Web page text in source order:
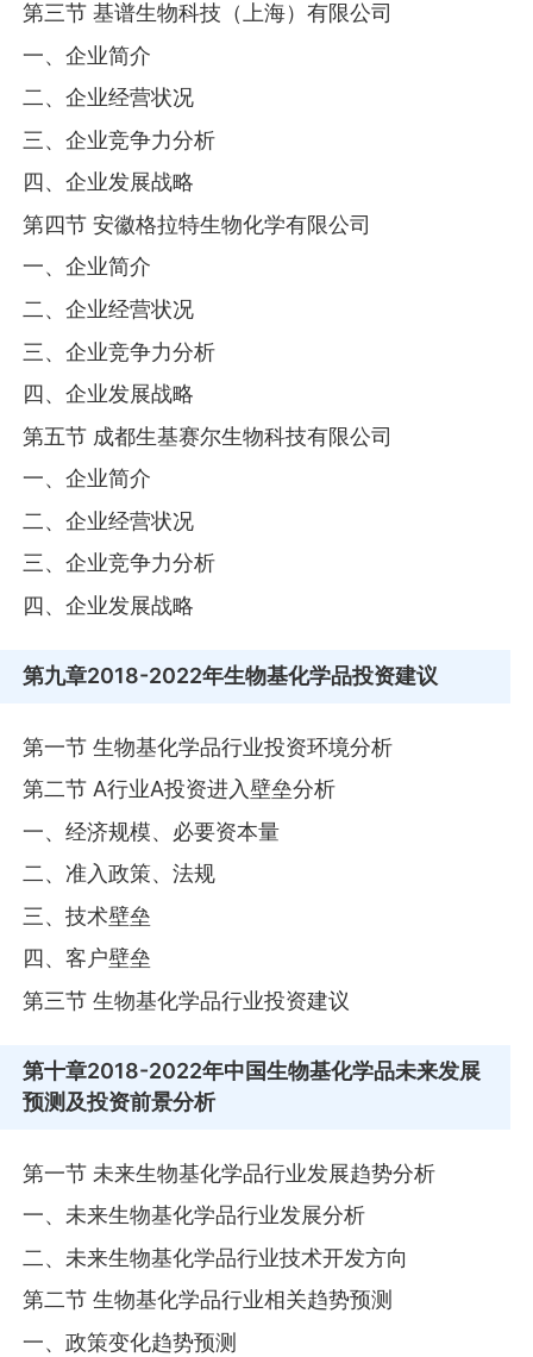
第三节 基谱生物科技（上海）有限公司
一、企业简介
二、企业经营状况
三、企业竞争力分析
四、企业发展战略
第四节 安徽格拉特生物化学有限公司
一、企业简介
二、企业经营状况
三、企业竞争力分析
四、企业发展战略
第五节 成都生基赛尔生物科技有限公司
一、企业简介
二、企业经营状况
三、企业竞争力分析
四、企业发展战略
第九章2018-2022年生物基化学品投资建议
第一节 生物基化学品行业投资环境分析
第二节 A行业A投资进入壁垒分析
一、经济规模、必要资本量
二、准入政策、法规
三、技术壁垒
四、客户壁垒
第三节 生物基化学品行业投资建议
第十章2018-2022年中国生物基化学品未来发展
预测及投资前景分析
第一节 未来生物基化学品行业发展趋势分析
一、未来生物基化学品行业发展分析
二、未来生物基化学品行业技术开发方向
第二节 生物基化学品行业相关趋势预测
一、政策变化趋势预测